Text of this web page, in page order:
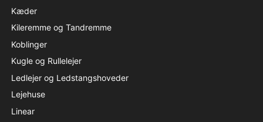
Kæder
Kileremme og Tandremme
Koblinger
Kugle og Rullelejer
Ledlejer og Ledstangshoveder
Lejehuse
Linear